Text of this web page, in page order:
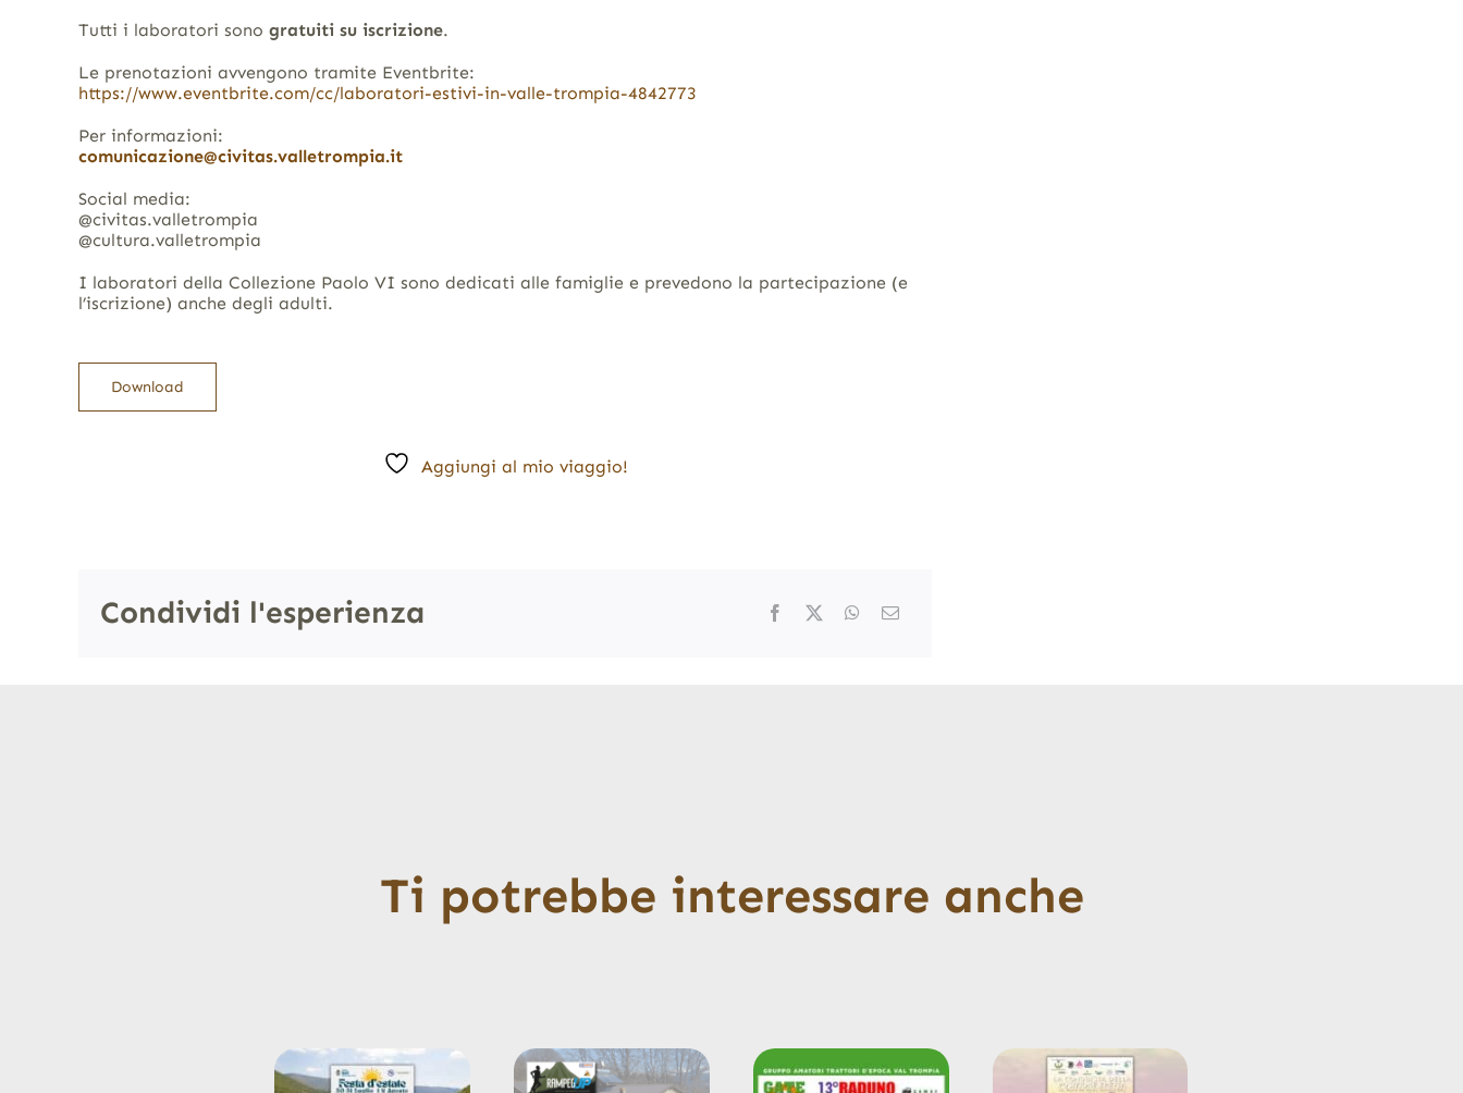
Tutti i laboratori sono gratuiti su iscrizione.
Le prenotazioni avvengono tramite Eventbrite:
https://www.eventbrite.com/cc/laboratori-estivi-in-valle-trompia-4842773
Per informazioni:
comunicazione@civitas.valletrompia.it
Social media:
@civitas.valletrompia
@cultura.valletrompia
I laboratori della Collezione Paolo VI sono dedicati alle famiglie e prevedono la partecipazione (e
l’iscrizione) anche degli adulti.
Download
Aggiungi al mio viaggio!
Condividi l'esperienza
Ti potrebbe interessare anche